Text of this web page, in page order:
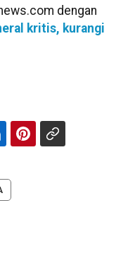
dengan
kritis, kurangi